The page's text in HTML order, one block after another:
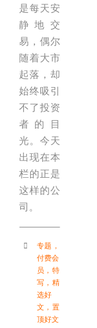
是每天安
静地交
易，偶尔
随着大市
起落，却
始终吸引
不了投资
者的目
光。今天
出现在本
栏的正是
这样的公
司。
专题 ，
付费会
员 ， 特
写 ， 精
选好
文 ， 置
顶好文